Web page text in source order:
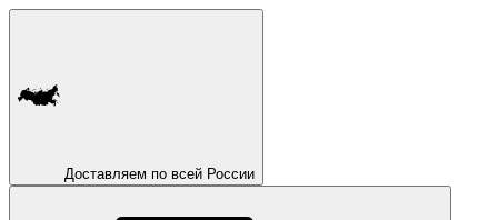
Доставляем по всей России